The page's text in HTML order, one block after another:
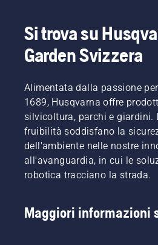
Si trova su
Garden Svizzera
Alimentata dalla passione
1689, Husqvarna offre
silvicoltura, parchi e giardini.
fruibilità soddisfano la
dell'ambiente nelle nostre
all'avanguardia, in cui le
robotica tracciano la strada.
Maggiori informazioni